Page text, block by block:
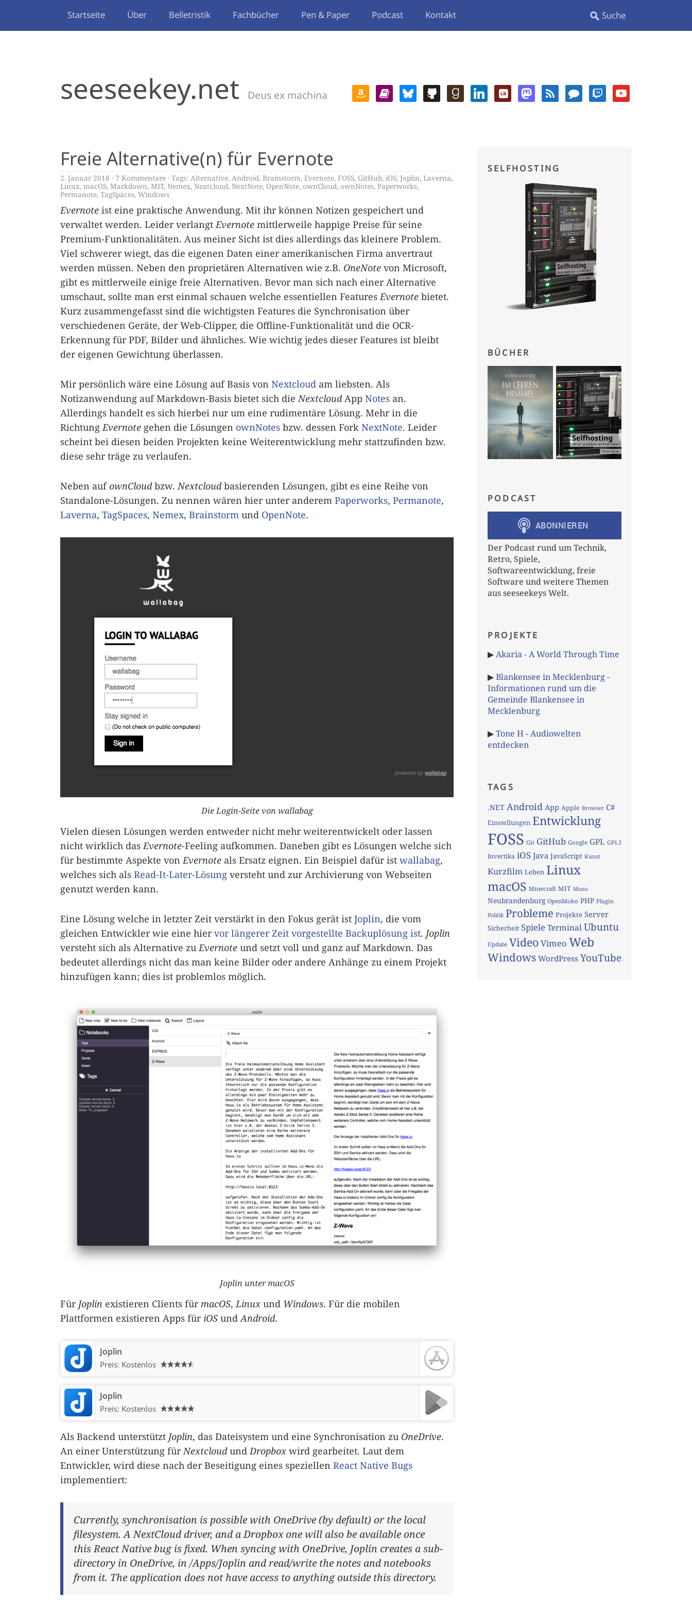
Startseite Über Belletristik Fachbücher Pen & Paper Podcast Kontakt
seeseekey.net Deus ex machina
Freie Alternative(n) für Evernote
2. Januar 2018 7 Kommentare Tags: Alternative, Android, Brainstorm, Evernote, FOSS, GitHub, iOS, Joplin, Laverna,
Linux, macOS, Markdown, MIT, Nemex, Nextcloud, NextNote, OpenNote, ownCloud, ownNotes, Paperworks,
Permanote, TagSpaces, Windows
Evernote ist eine praktische Anwendung. Mit ihr können Notizen gespeichert und
verwaltet werden. Leider verlangtEvernote mittlerweile happige Preise für seine
Premium-Funktionalitäten. Aus meiner Sicht ist dies allerdings das kleinere Problem.
Viel schwerer wiegt, das die eigenen Daten einer amerikanischen Firma anvertraut
werden müssen. Neben den proprietären Alternativen wie z.B. OneNote von Microsoft,
gibt es mittlerweile einige freie Alternativen. Bevor man sich nach einer Alternative
umschaut, sollte man erst einmal schauen welche essentiellen FeaturesEvernote bietet.
Kurz zusammengefasst sind die wichtigsten Features die Synchronisation über
verschiedenen Geräte, der Web-Clipper, die Offline-Funktionalität und die OCR-
Erkennung für PDF, Bilder und ähnliches. Wie wichtig jedes dieser Features ist bleibt
der eigenen Gewichtung überlassen.
Mir persönlich wäre eine Lösung auf Basis von Nextcloud am liebsten. Als
Notizanwendung auf Markdown-Basis bietet sich dieNextcloudApp Notes an.
Allerdings handelt es sich hierbei nur um eine rudimentäre Lösung. Mehr in die
RichtungEvernote gehen die Lösungen ownNotes bzw. dessen Fork NextNote. Leider
scheint bei diesen beiden Projekten keine Weiterentwicklung mehr stattzufinden bzw.
diese sehr träge zu verlaufen.
Neben aufownCloudbzw.Nextcloudbasierenden Lösungen, gibt es eine Reihe von
Standalone-Lösungen. Zu nennen wären hier unter anderem Paperworks, Permanote,
Laverna, TagSpaces, Nemex, Brainstorm und OpenNote.
Die Login-Seite von wallabag
Vielen diesen Lösungen werden entweder nicht mehr weiterentwickelt oder lassen
nicht wirklich dasEvernote-Feeling aufkommen. Daneben gibt es Lösungen welche sich
für bestimmte Aspekte vonEvernote als Ersatz eignen. Ein Beispiel dafür ist wallabag,
welches sich als Read-It-Later-Lösung versteht und zur Archivierung von Webseiten
genutzt werden kann.
Eine Lösung welche in letzter Zeit verstärkt in den Fokus gerät ist Joplin, die vom
gleichen Entwickler wie eine hiervor längerer Zeit vorgestellte Backuplösung ist. Joplin
versteht sich als Alternative zuEvernote und setzt voll und ganz auf Markdown. Das
bedeutet allerdings nicht das man keine Bilder oder andere Anhänge zu einem Projekt
hinzufügen kann; dies ist problemlos möglich.
Joplin unter macOS
Für Joplin existieren Clients für macOS,Linux und Windows. Für die mobilen
Plattformen existieren Apps für iOS undAndroid.
Joplin
Preis: Kostenlos
Joplin
Preis: Kostenlos
Als Backend unterstützt Joplin, das Dateisystem und eine Synchronisation zu OneDrive.
An einer Unterstützung fürNextcloudundDropbox wird gearbeitet. Laut dem
Entwickler, wird diese nach der Beseitigung eines speziellen React Native Bugs
implementiert:
Currently, synchronisation is possible with OneDrive (by default) or the local
filesystem. A NextCloud driver, and a Dropbox one will also be available once
this React Native bug is fixed. When syncing with OneDrive, Joplin creates a sub-
directory in OneDrive, in /Apps/Joplin and read/write the notes and notebooks
from it. The application does not have access to anything outside this directory.
SELFHOSTING
BÜCHER
PODCAST
Der Podcast rund um Technik,
Retro, Spiele,
Softwareentwicklung, freie
Software und weitere Themen
aus seeseekeys Welt.
PROJEKTE
▶Akaria - A World Through Time
▶Blankensee in Mecklenburg -
Informationen rund um die
Gemeinde Blankensee in
Mecklenburg
▶Tone H - Audiowelten
entdecken
TAGS
.NET Android App Apple Browser C#
Einstellungen Entwicklung
FOSS Git GitHub Google GPL GPL3
Invertika iOS Java JavaScript Kunst
Kurzfilm Leben Linux
macOS Minecraft MIT Mono
Neubrandenburg OpenMoko PHP Plugin
Politik Probleme Projekte Server
Sicherheit Spiele TerminalUbuntu
Update VideoVimeo Web
Windows WordPress YouTube